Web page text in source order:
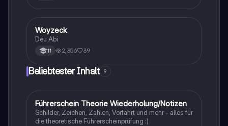
Deutsch
Woyzeck
Deu Abi
11 2,356 39
Beliebtester Inhalt 9
Lerntipps
Führerschein Theorie Wiederholung/Notizen
Schilder, Zeichen, Zahlen, Vorfahrt und mehr - alles für
die theoretische Führerscheinprüfung :)